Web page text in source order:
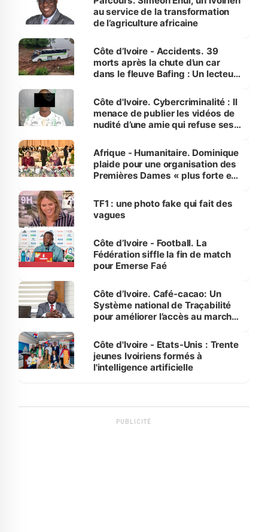
au service de la transformation
de l’agriculture africaine
Côte d’Ivoire - Accidents. 39
morts après la chute d’un car
dans le fleuve Bafing : Un lecteur
des Transports
Côte d'Ivoire. Cybercriminalité : Il
menace de publier les vidéos de
nudité d’une amie qui refuse ses
Afrique - Humanitaire. Dominique
plaide pour une organisation des
Premières Dames « plus forte et
sur la scène internationale »
TF1 : une photo fake qui fait des
vagues
Côte d’Ivoire - Football. La
Fédération siffle la fin de match
pour Emerse Faé
Côte d’Ivoire. Café-cacao: Un
Système national de Traçabilité
pour améliorer l’accès au marché
Côte d'Ivoire - Etats-Unis : Trente
jeunes Ivoiriens formés à
l'intelligence artificielle
PUBLICITÉ